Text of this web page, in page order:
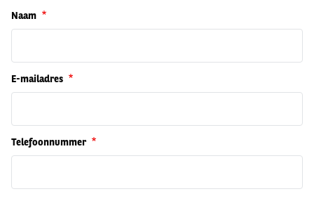
Naam
E-mailadres
Telefoonnummer